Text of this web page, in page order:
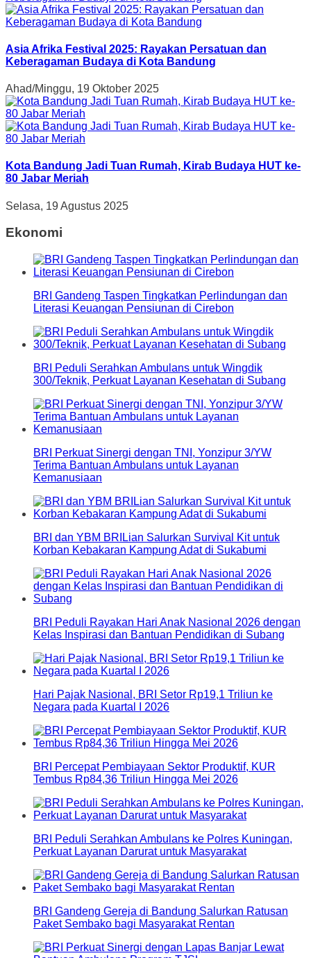
Asia Afrika Festival 2025: Rayakan Persatuan dan
Keberagaman Budaya di Kota Bandung
Ahad/Minggu, 19 Oktober 2025
Kota Bandung Jadi Tuan Rumah, Kirab Budaya HUT ke-
80 Jabar Meriah
Selasa, 19 Agustus 2025
Ekonomi
BRI Gandeng Taspen Tingkatkan Perlindungan dan
Literasi Keuangan Pensiunan di Cirebon
BRI Peduli Serahkan Ambulans untuk Wingdik
300/Teknik, Perkuat Layanan Kesehatan di Subang
BRI Perkuat Sinergi dengan TNI, Yonzipur 3/YW
Terima Bantuan Ambulans untuk Layanan
Kemanusiaan
BRI dan YBM BRILian Salurkan Survival Kit untuk
Korban Kebakaran Kampung Adat di Sukabumi
BRI Peduli Rayakan Hari Anak Nasional 2026 dengan
Kelas Inspirasi dan Bantuan Pendidikan di Subang
Hari Pajak Nasional, BRI Setor Rp19,1 Triliun ke
Negara pada Kuartal I 2026
BRI Percepat Pembiayaan Sektor Produktif, KUR
Tembus Rp84,36 Triliun Hingga Mei 2026
BRI Peduli Serahkan Ambulans ke Polres Kuningan,
Perkuat Layanan Darurat untuk Masyarakat
BRI Gandeng Gereja di Bandung Salurkan Ratusan
Paket Sembako bagi Masyarakat Rentan